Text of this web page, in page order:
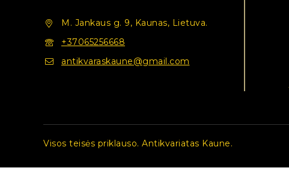
M. Jankaus g. 9, Kaunas, Lietuva.
+37065256668
antikvaraskaune@gmail.com
Visos teisės priklauso. Antikvariatas Kaune.